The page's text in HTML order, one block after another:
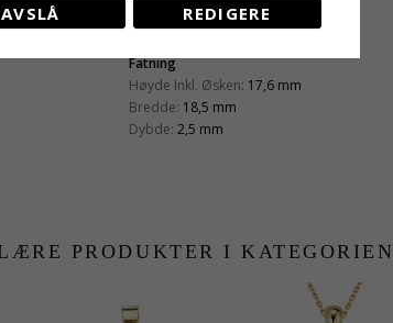
Fatning
Høyde Inkl. Øsken: 17,6 mm
Bredde: 18,5 mm
Dybde: 2,5 mm
PRODUKTER I KATEGORIEN
AVSLÅ REDIGERE